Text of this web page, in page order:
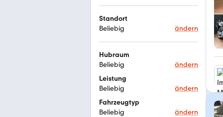
Standort
Beliebig
ändern
Hubraum
Beliebig
ändern
Leistung
Beliebig
ändern
Fahrzeugtyp
Beliebig
ändern